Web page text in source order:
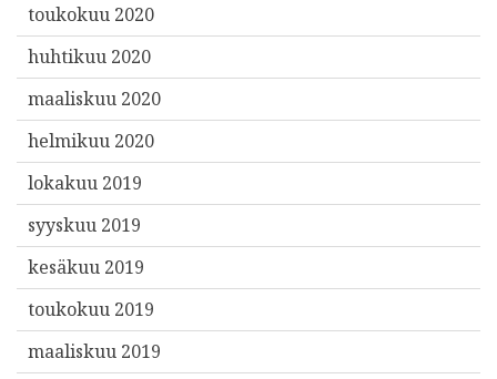
toukokuu 2020
huhtikuu 2020
maaliskuu 2020
helmikuu 2020
lokakuu 2019
syyskuu 2019
kesäkuu 2019
toukokuu 2019
maaliskuu 2019